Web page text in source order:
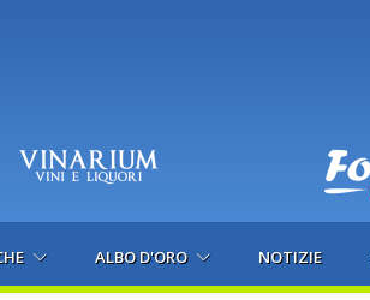
ALBO D'ORO NOTIZIE